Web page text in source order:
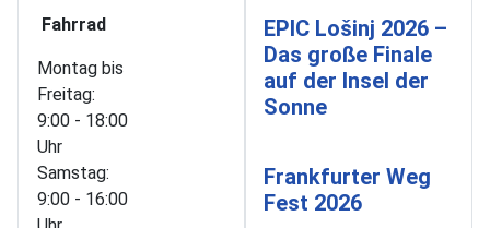
Fahrrad
Montag bis
Freitag:
9:00 - 18:00
Uhr
Samstag:
9:00 - 16:00
EPIC Lošinj 2026 –
Das große Finale
auf der Insel der
Sonne
Frankfurter Weg
Fest 2026